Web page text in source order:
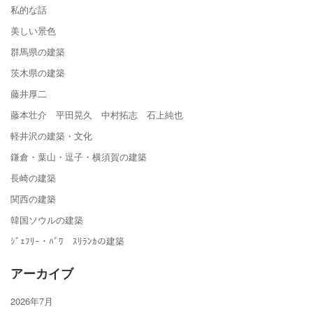
私的な話
美しい景色
群馬県の建築
茨木県の建築
藤井厚二
藤本壮介 平田晃久 中村拓志 石上純也
軽井沢の建築・文化
鎌倉・葉山・逗子・横須賀の建築
長崎の建築
関西の建築
韓国ソウルの建築
ｼﾞｪﾌﾘｰ・ﾊﾞﾜ ｽﾘﾗﾝｶの建築
アーカイブ
2026年7月